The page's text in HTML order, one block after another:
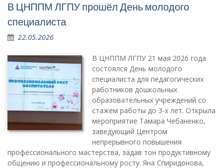
В ЦНППМ ЛГПУ прошёл День молодого
специалиста
22.05.2026
В ЦНППМ ЛГПУ 21 мая 2026 года
состоялся День молодого
специалиста для педагогических
работников дошкольных
образовательных учреждений со
стажем работы до 3-х лет. Открыла
мероприятие Тамара Чебаненко,
заведующий Центром
непрерывного повышения
профессионального мастерства, задав тон продуктивному
общению и профессиональному росту. Яна Спиридонова,